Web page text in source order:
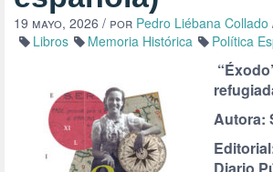
19 mayo, 2026 / por Pedro Liébana Collado
Libros
Memoria Histórica Política
Autora: